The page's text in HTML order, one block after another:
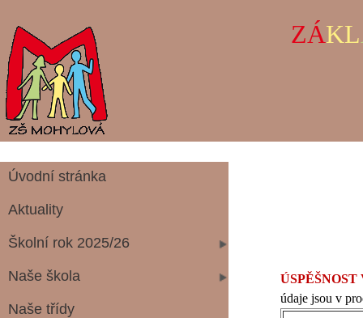
ZÁKL
Úvodní stránka
Aktuality
Školní rok 2025/26
Naše škola
Naše třídy
údaje jsou v